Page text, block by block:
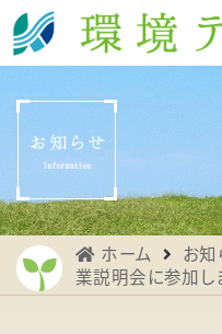
ホーム お知
業説明会に参加し